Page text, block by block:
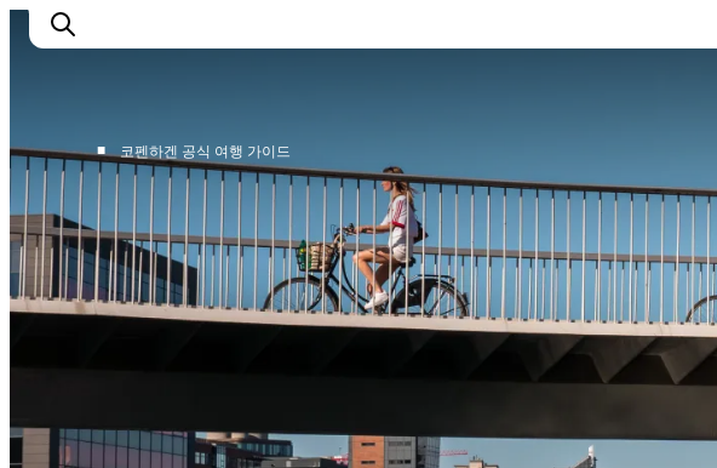
관광 및 체험
음식과 음료
■ 코펜하겐 공식 여행 가이드